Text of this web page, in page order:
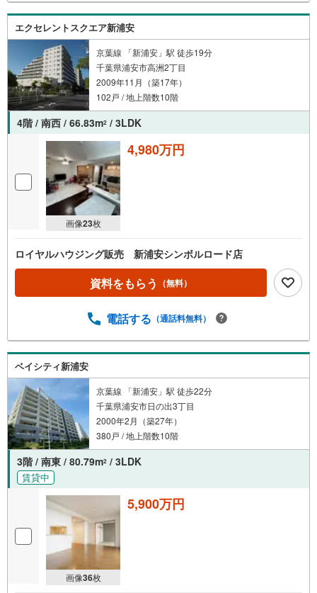
エクセレントスクエア新浦安
京葉線 「新浦安」駅 徒歩19分
千葉県浦安市高洲2丁目
2009年11月（築17年）
102戸 / 地上階数10階
4階 / 南西 / 66.83m2 / 3LDK
画像23枚
4,980万円
ロイヤルハウジング販売 新浦安シンボルロード店
資料をもらう （無料）
電話する （通話料無料）
ベイシティ新浦安
京葉線 「新浦安」駅 徒歩22分
千葉県浦安市日の出3丁目
2000年2月（築27年）
380戸 / 地上階数10階
3階 / 南東 / 80.79m2 / 3LDK
賃貸中
画像36枚
5,900万円